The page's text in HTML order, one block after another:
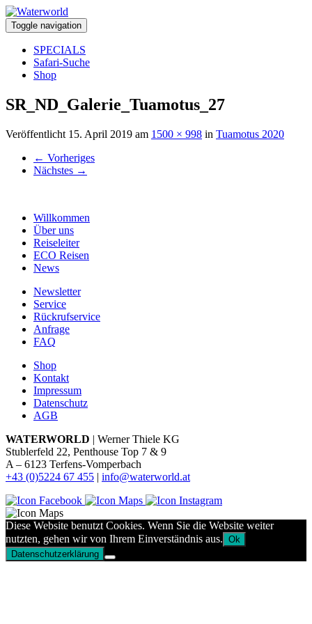
Toggle navigation
SPECIALS
Safari-Suche
Shop
SR_ND_Galerie_Tuamotus_27
Veröffentlicht 15. April 2019 am 1500 × 998 in Tuamotus 2020
← Vorheriges
Nächstes →
Willkommen
Über uns
Reiseleiter
ECO Reisen
News
Newsletter
Service
Rückrufservice
Anfrage
FAQ
Shop
Kontakt
Impressum
Datenschutz
AGB
WATERWORLD | Werner Thiele KG
Stublerfeld 22, Penthouse Top 7 & 9
A – 6123 Terfens-Vomperbach
+43 (0)5224 67 455 | info@waterworld.at
Diese Website benutzt Cookies. Wenn Sie die Website weiter
nutzten, gehen wir von Ihrem Einverständnis aus. Ok
Datenschutzerklärung